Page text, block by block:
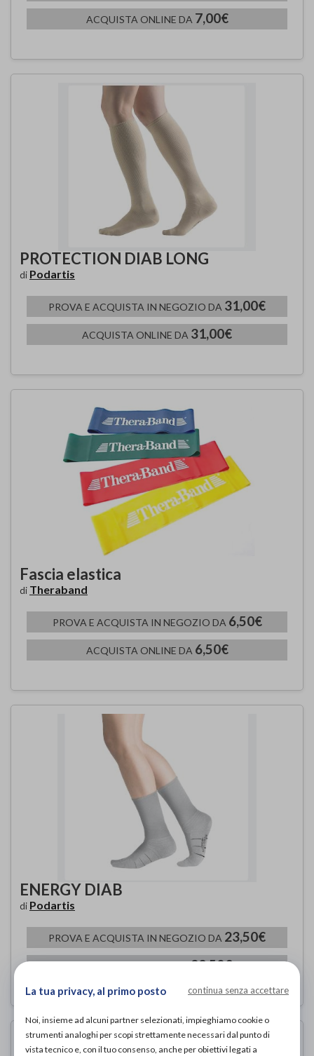
ACQUISTA ONLINE DA 7,00€
PROTECTION DIAB LONG
di Podartis
PROVA E ACQUISTA IN NEGOZIO DA 31,00€
ACQUISTA ONLINE DA 31,00€
Fascia elastica
di Theraband
PROVA E ACQUISTA IN NEGOZIO DA 6,50€
ACQUISTA ONLINE DA 6,50€
ENERGY DIAB
di Podartis
PROVA E ACQUISTA IN NEGOZIO DA 23,50€
23,50€
La tua privacy, al primo posto continua senza accettare
Noi, insieme ad alcuni partner selezionati, impieghiamo cookie o
strumenti analoghi per scopi strettamente necessari dal punto di
vista tecnico e, con il tuo consenso, anche per obiettivi legati a